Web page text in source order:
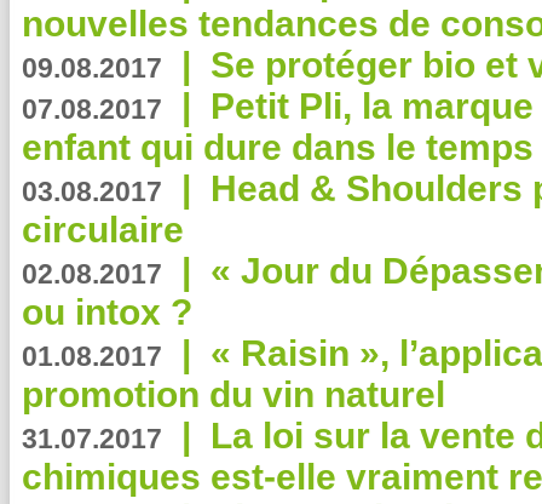
nouvelles tendances de
09.08.2017 | Se protéger bio et
07.08.2017 | Petit Pli, la
enfant qui dure dans le temps
03.08.2017 | Head & Shoulders
circulaire
02.08.2017 | « Jour du
ou intox ?
01.08.2017 | « Raisin »,
promotion du vin naturel
31.07.2017 | La loi sur la vente
chimiques est-elle vraiment